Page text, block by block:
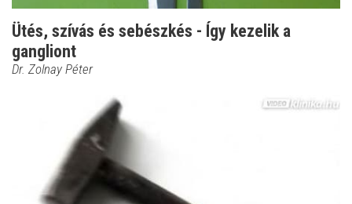
Ütés, szívás és sebészkés - Így kezelik a
gangliont
Dr. Zolnay Péter